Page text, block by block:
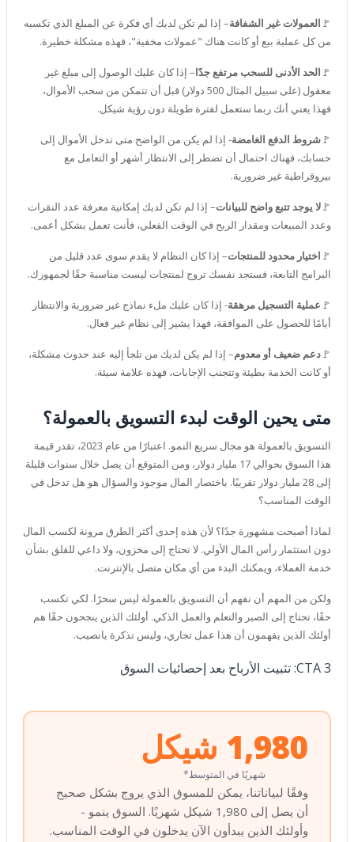
🚩 العمولات غير الشفافة– إذا لم تكن لديك أي فكرة عن المبلغ الذي تكسبه
من كل عملية بيع أو كانت هناك "عمولات مخفية"، فهذه مشكلة خطيرة.
🚩 الحد الأدنى للسحب مرتفع جدًا– إذا كان عليك الوصول إلى مبلغ غير
معقول (على سبيل المثال 500 دولار) قبل أن تتمكن من سحب الأموال،
فهذا يعني أنك ربما ستعمل لفترة طويلة دون رؤية شيكل.
🚩شروط الدفع الغامضة- إذا لم يكن من الواضح متى تدخل الأموال إلى
حسابك، فهناك احتمال أن تضطر إلى الانتظار أشهر أو التعامل مع
بيروقراطية غير ضرورية.
🚩لا يوجد تتبع واضح للبيانات– إذا لم تكن لديك إمكانية معرفة عدد النقرات
وعدد المبيعات ومقدار الربح في الوقت الفعلي، فأنت تعمل بشكل أعمى.
🚩 اختيار محدود للمنتجات– إذا كان النظام لا يقدم سوى عدد قليل من
البرامج التابعة، فستجد نفسك تروج لمنتجات ليست مناسبة حقًا لجمهورك.
🚩 عملية التسجيل مرهقة- إذا كان عليك ملء نماذج غير ضرورية والانتظار
أيامًا للحصول على الموافقة، فهذا يشير إلى نظام غير فعال.
🚩دعم ضعيف أو معدوم– إذا لم يكن لديك من تلجأ إليه عند حدوث مشكلة،
أو كانت الخدمة بطيئة وتتجنب الإجابات، فهذه علامة سيئة.
متى يحين الوقت لبدء التسويق بالعمولة؟
التسويق بالعمولة هو مجال سريع النمو. اعتبارًا من عام 2023، تقدر قيمة
هذا السوق بحوالي 17 مليار دولار، ومن المتوقع أن يصل خلال سنوات قليلة
إلى 28 مليار دولار تقريبًا. باختصار المال موجود والسؤال هو هل تدخل في
الوقت المناسب؟
لماذا أصبحت مشهورة جدًا؟ لأن هذه إحدى أكثر الطرق مرونة لكسب المال
دون استثمار رأس المال الأولي. لا تحتاج إلى مخزون، ولا داعي للقلق بشأن
خدمة العملاء، ويمكنك البدء من أي مكان متصل بالإنترنت.
ولكن من المهم أن نفهم أن التسويق بالعمولة ليس سحرًا. لكي تكسب
حقًا، تحتاج إلى الصبر والتعلم والعمل الذكي. أولئك الذين ينجحون حقًا هم
أولئك الذين يفهمون أن هذا عمل تجاري، وليس تذكرة يانصيب.
CTA 3: تثبيت الأرباح بعد إحصائيات السوق
1,980 شيكل
شهريًا في المتوسط*
وفقًا لبياناتنا، يمكن للمسوق الذي يروج بشكل صحيح
أن يصل إلى 1,980 شيكل شهريًا. السوق ينمو -
وأولئك الذين يبدأون الآن يدخلون في الوقت المناسب.